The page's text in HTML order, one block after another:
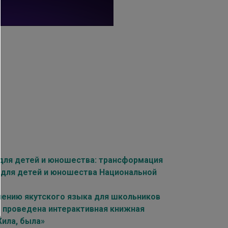
детей и юношества: трансформация
детей и юношества Национальной
якутского языка для школьников
интерактивная книжная
была»